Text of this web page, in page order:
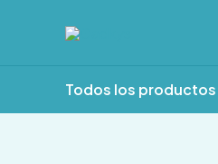
Todos los productos